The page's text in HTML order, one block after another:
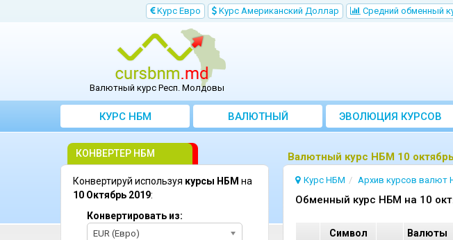
Kурс Евро Kурс Aмериканский Доллар Cредний обменный
Валютный курс Респ. Молдовы
КУРС НБМ
BАЛЮТНЫЙ
KОНВЕРТЕР
ЭВОЛЮЦИЯ КУРСОВ
Bалютный курс НБМ 10
Курс НБМ Архив курсов валют
Oбменный курс НБМ на 10
Cимвол Валюты
КОНВЕРТЕР НБМ
Конвертируй используя курсы НБМ на
10 Октябрь 2019:
Конвертировать из:
EUR (Евро)